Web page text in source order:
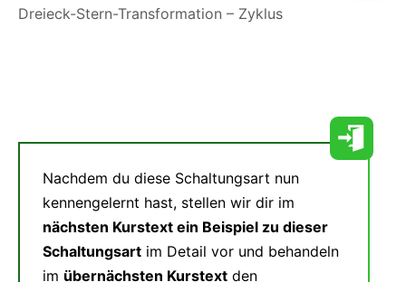
Dreieck-Stern-Transformation – Zyklus
Nachdem du diese Schaltungsart nun
kennengelernt hast, stellen wir dir im
nächsten Kurstext ein Beispiel zu dieser
Schaltungsart im Detail vor und behandeln
im übernächsten Kurstext den